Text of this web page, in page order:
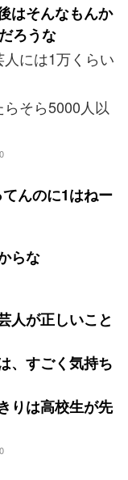
はそんなもんか
ろうな
には1万くらい
そら5000人以
んのに1はねー
らな
人が正しいこと
、すごく気持ち
りは高校生が先